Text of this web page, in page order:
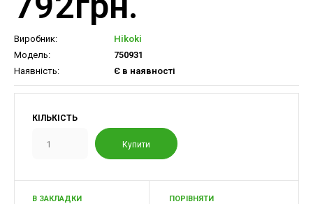
Виробник:
Hikoki
Модель:
750931
Наявність:
Є в наявності
КІЛЬКІСТЬ
В ЗАКЛАДКИ ПОРІВНЯТИ